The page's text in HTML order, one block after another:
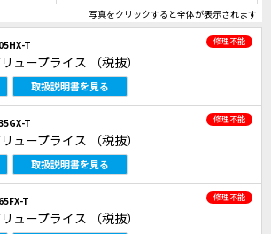
写真をクリックすると全体が表示されます
T 修理不能
ュープライス （税抜）
取扱説明書を見る
T 修理不能
ュープライス （税抜）
取扱説明書を見る
T 修理不能
ュープライス （税抜）